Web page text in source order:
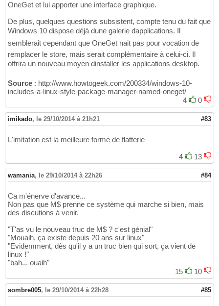
OneGet et lui apporter une interface graphique.
De plus, quelques questions subsistent, compte tenu du fait que
Windows 10 dispose déjà dune galerie dapplications. Il
semblerait cependant que OneGet nait pas pour vocation de
remplacer le store, mais serait complémentaire à celui-ci. Il
offrira un nouveau moyen dinstaller les applications desktop.
Source : http://www.howtogeek.com/200334/windows-10-
includes-a-linux-style-package-manager-named-oneget/
4
0
imikado, le 29/10/2014 à 21h21 #83
L'imitation est la meilleure forme de flatterie
4 13
wamania, le 29/10/2014 à 22h26 #84
Ca m'énerve d'avance...
Non pas que M$ prenne ce système qui marche si bien, mais
des discutions à venir.
"T'as vu le nouveau truc de M$ ? c'est génial"
"Mouaih, ça existe depuis 20 ans sur linux"
"Evidemment, dès qu'il y a un truc bien qui sort, ça vient de
linux !"
"bah... ouaih"
15
10
sombre005, le 29/10/2014 à 22h28 #85